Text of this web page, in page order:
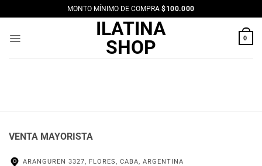
al
contenido
MONTO MÍNIMO DE COMPRA$100.000
ILATINA
SHOP
0
VENTA MAYORISTA
ARANGUREN 3327, FLORES, CABA, ARGENTINA